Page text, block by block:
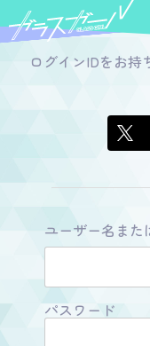
ログインIDをお
ユーザー名また
パスワード